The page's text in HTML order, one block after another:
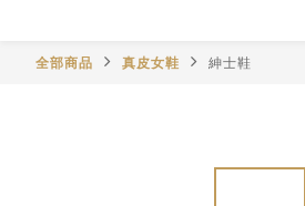
全部商品 真皮女鞋 紳士鞋